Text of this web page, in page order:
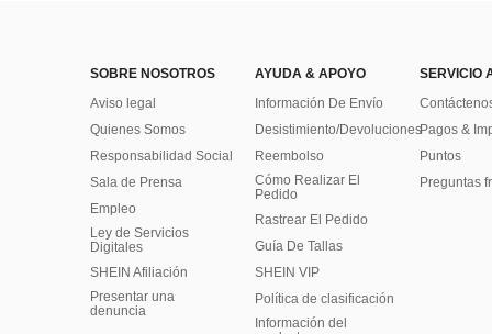
SOBRE NOSOTROS
Aviso legal
Quienes Somos
Responsabilidad Social
Sala de Prensa
Empleo
Ley de Servicios
Digitales
SHEIN Afiliación
Presentar una
denuncia
AYUDA & APOYO
Información De Envío
Desistimiento/Devoluciones
Reembolso
Cómo Realizar El
Pedido
Rastrear El Pedido
Guía De Tallas
SHEIN VIP
Política de clasificación
​Información del
SERVICIO
Pagos &
Puntos
Preguntas